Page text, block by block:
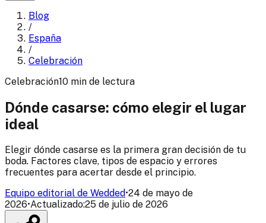
Blog
/
España
/
Celebración
Celebración10 min de lectura
Dónde casarse: cómo elegir el lugar
ideal
Elegir dónde casarse es la primera gran decisión de tu
boda. Factores clave, tipos de espacio y errores
frecuentes para acertar desde el principio.
Equipo editorial de Wedded•24 de mayo de
2026•Actualizado:25 de julio de 2026